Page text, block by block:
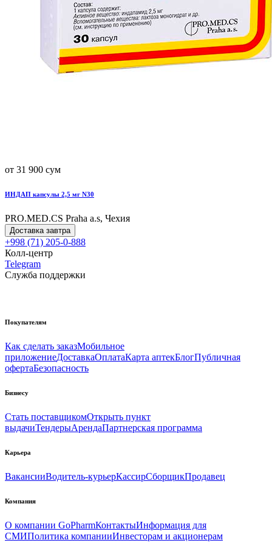
от 31 900 сум
ИНДАП капсулы 2,5 мг N30
PRO.MED.CS Praha a.s, Чехия
Доставка завтра
+998 (71) 205-0-888
Колл-центр
Telegram
Служба поддержки
Покупателям
Как сделать заказМобильное
приложениеДоставкаОплатаКарта аптекБлогПубличная
офертаБезопасность
Бизнесу
Стать поставщикомОткрыть пункт
выдачиТендерыАрендаПартнерская программа
Карьера
ВакансииВодитель-курьерКассирСборщикПродавец
Компания
О компании GoPharmКонтактыИнформация для
СМИПолитика компанииИнвесторам и акционерам